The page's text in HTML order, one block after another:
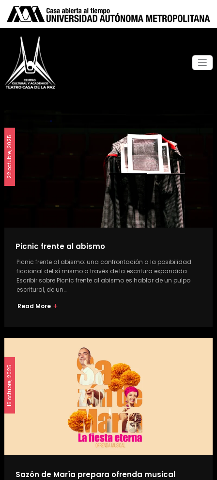
22 octubre, 2025
Picnic frente al abismo
Picnic frente al abismo: una confrontación a la posibilidad
ficcional del sí mismo a través de la escritura expandida
Escribir sobre Picnic frente al abismo es hablar de un pulpo
escritural, de un…
Read More
16 octubre, 2025
Sazón de María prepara ofrenda musical